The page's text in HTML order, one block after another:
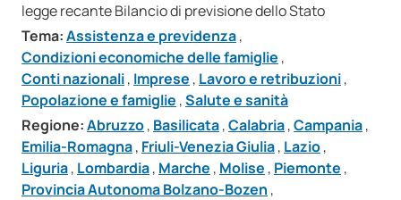
legge recante Bilancio di previsione dello Stato
Tema:Assistenza e previdenza,
Condizioni economiche delle famiglie ,
Conti nazionali, Imprese , Lavoro e retribuzioni,
Popolazione e famiglie ,Salute e sanità
Regione:Abruzzo, Basilicata,Calabria,Campania,
Emilia-Romagna, Friuli-Venezia Giulia, Lazio,
Liguria, Lombardia, Marche , Molise , Piemonte ,
Provincia Autonoma Bolzano-Bozen ,